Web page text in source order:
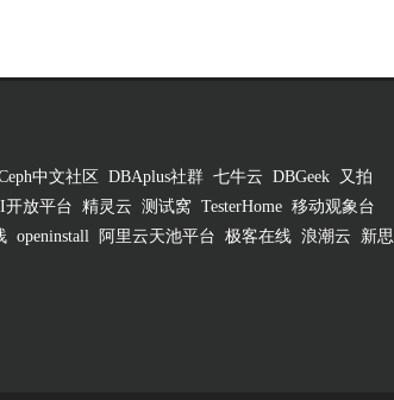
中文社区 DBAplus社群 七牛云 DBGeek
又拍
开放平台 精灵云 测试窝 TesterHome 移动观象台
openinstall 阿里云天池平台 极客在线 浪潮云
新思